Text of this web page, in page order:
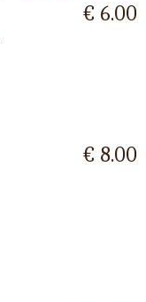
€ 6.00
€ 8.00